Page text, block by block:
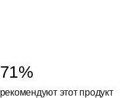
71%
рекомендуют этот продукт